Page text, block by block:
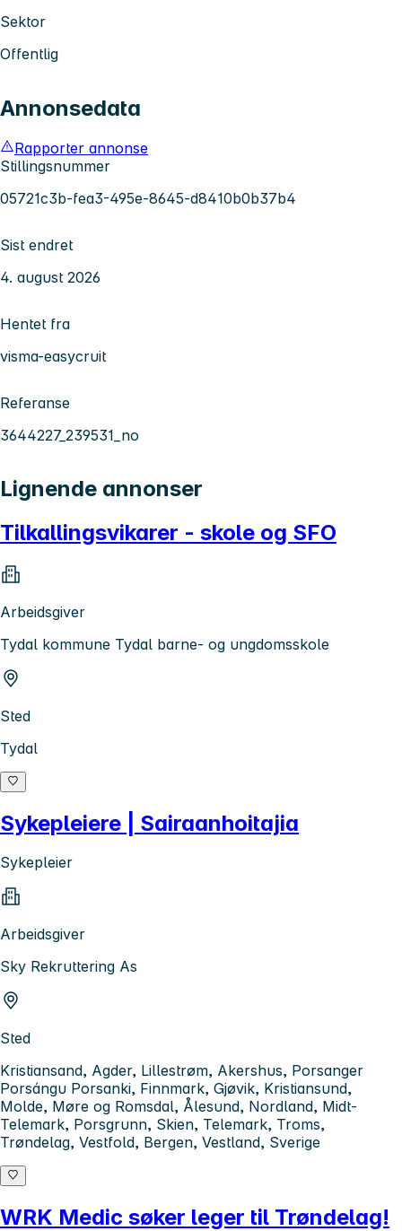
Sektor
Offentlig
Annonsedata
Rapporter annonse
Stillingsnummer
05721c3b-fea3-495e-8645-d8410b0b37b4
Sist endret
4. august 2026
Hentet fra
visma-easycruit
Referanse
3644227_239531_no
Lignende annonser
Tilkallingsvikarer - skole og SFO
Arbeidsgiver
Tydal kommune Tydal barne- og ungdomsskole
Sted
Tydal
Sykepleiere | Sairaanhoitajia
Sykepleier
Arbeidsgiver
Sky Rekruttering As
Sted
Kristiansand, Agder, Lillestrøm, Akershus, Porsanger
Porsángu Porsanki, Finnmark, Gjøvik, Kristiansund,
Molde, Møre og Romsdal, Ålesund, Nordland, Midt-
Telemark, Porsgrunn, Skien, Telemark, Troms,
Trøndelag, Vestfold, Bergen, Vestland, Sverige
WRK Medic søker leger til Trøndelag!